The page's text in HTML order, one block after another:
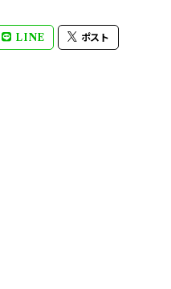
LINE ポスト